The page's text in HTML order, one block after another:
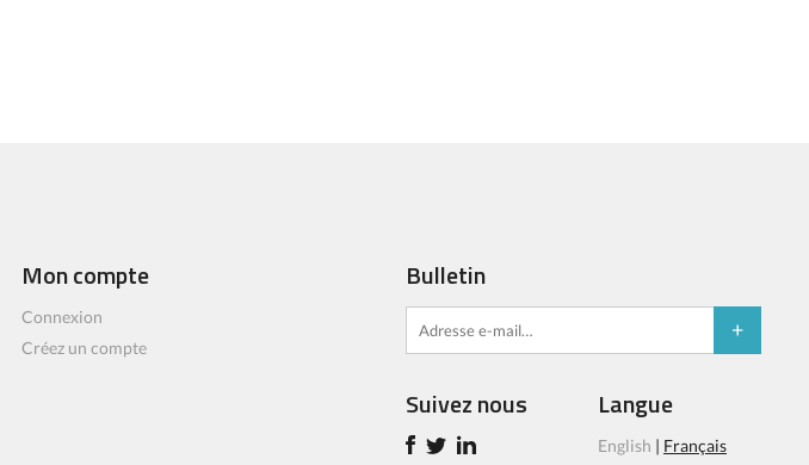
Mon compte
Connexion
Créez un compte
Bulletin
Suivez nous Langue
English | Français